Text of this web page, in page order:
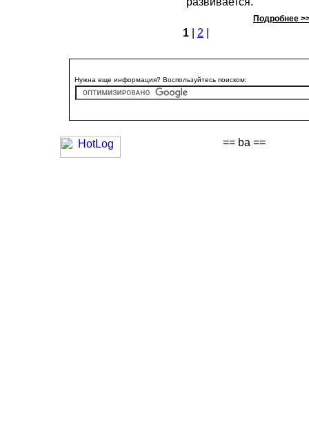
Подробнее
1 2
Нужна еще информация? Воспользуйтесь поиском:
== ba ==